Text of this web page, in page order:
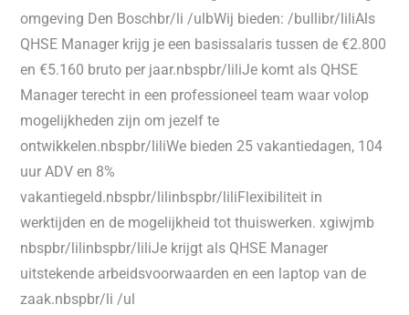
omgeving Den Boschbr/li /ulbWij bieden: /bullibr/liliAls
QHSE Manager krijg je een basissalaris tussen de €2.800
en €5.160 bruto per jaar.nbspbr/liliJe komt als QHSE
Manager terecht in een professioneel team waar volop
mogelijkheden zijn om jezelf te
ontwikkelen.nbspbr/liliWe bieden 25 vakantiedagen, 104
uur ADV en 8%
vakantiegeld.nbspbr/lilinbspbr/liliFlexibiliteit in
werktijden en de mogelijkheid tot thuiswerken. xgiwjmb
nbspbr/lilinbspbr/liliJe krijgt als QHSE Manager
uitstekende arbeidsvoorwaarden en een laptop van de
zaak.nbspbr/li /ul